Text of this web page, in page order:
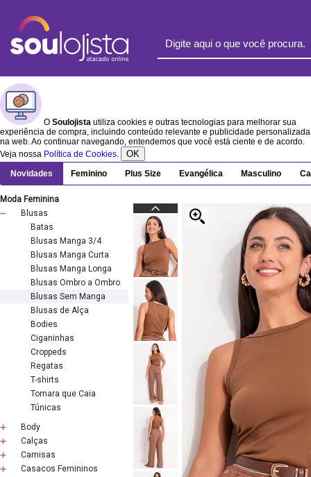
O Soulojista utiliza cookies e outras tecnologias para melhorar sua
experiência de compra, incluindo conteúdo relevante e publicidade personalizada
na web. Ao continuar navegando, entendemos que você está ciente e de acordo.
Veja nossa Política de Cookies. OK
Novidades Feminino Plus Size Evangélica Masculino
Moda Feminina
Blusas
Batas
Blusas Manga 3/4
Blusas Manga Curta
Blusas Manga Longa
Blusas Ombro a Ombro
Blusas Sem Manga
Blusas de Alça
Bodies
Ciganinhas
Croppeds
Regatas
T-shirts
Tomara que Caia
Túnicas
Body
Calças
Camisas
Casacos Femininos